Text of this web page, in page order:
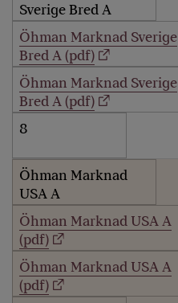
Sverige Bred A
Öhman Marknad Sverige
Bred A (pdf)
Öhman Marknad Sverige
Bred A (pdf)
8
Öhman Marknad
USA A
Öhman Marknad USA A
(pdf)
Öhman Marknad USA A
(pdf)